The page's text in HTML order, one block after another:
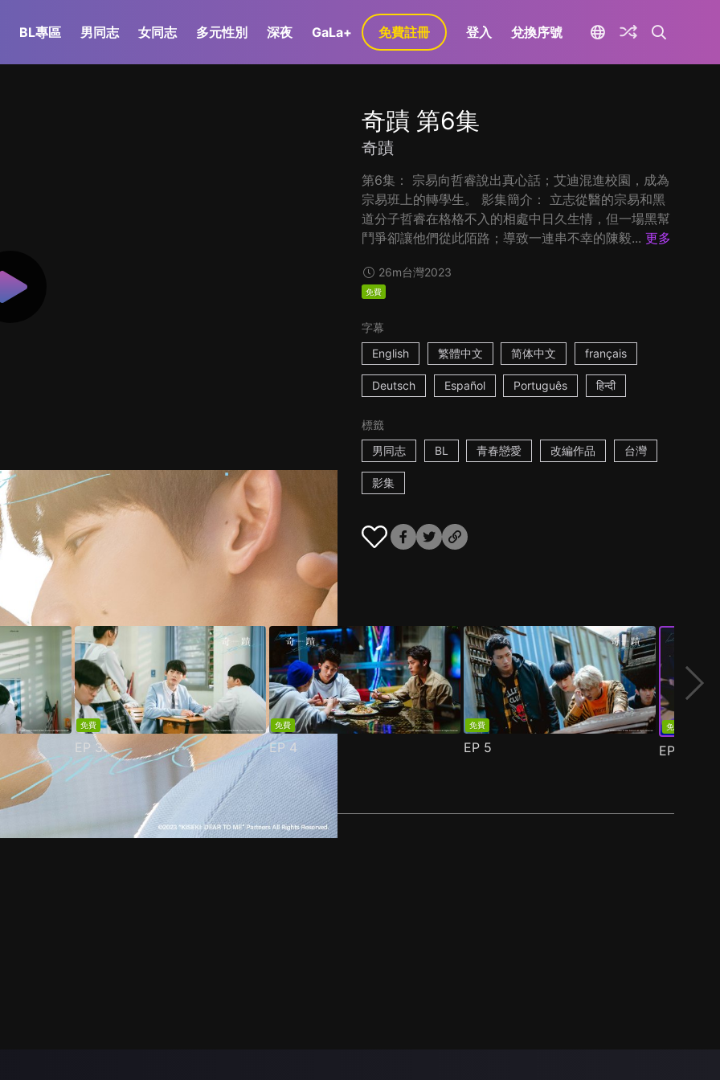
BL專區 男同志 女同志 多元性別 深夜 GaLa+ 免費註冊 登入 兌換序號
奇蹟 第6集
奇蹟
第6集： 宗易向哲睿說出真心話；艾迪混進校園，成為
宗易班上的轉學生。 影集簡介： 立志從醫的宗易和黑
道分子哲睿在格格不入的相處中日久生情，但一場黑幫
鬥爭卻讓他們從此陌路；導致一連串不幸的陳毅... 更多
26m台灣2023
免費
字幕
English
繁體中文 简体中文 français
Deutsch Español Português हिन्दी
標籤
男同志
BL 青春戀愛 改編作品 台灣
影集
免費
EP 3
免費
EP 4
免費
EP 5
免費
EP